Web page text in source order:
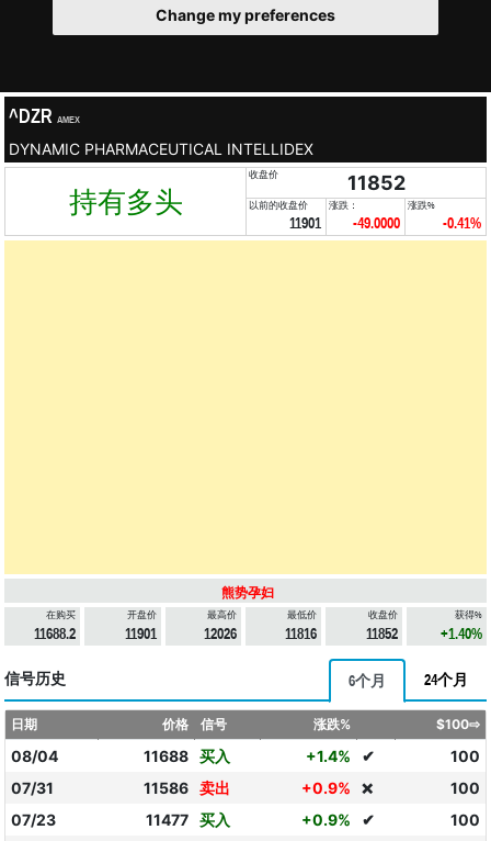
Change my preferences
^DZR AMEX
DYNAMIC PHARMACEUTICAL INTELLIDEX
持有多头
收盘价 11852
以前的收盘价
11901
涨跌：
-49.0000
涨跌%
-0.41%
熊势孕妇
在购买
11688.2
开盘价
11901
最高价
12026
最低价
11816
收盘价
11852
获得%
+1.40%
信号历史 6个月 24个月
日期 价格 信号 涨跌% $100⇨
08/04 11688 买入 +1.4% ✔
100
07/31
11586 卖出 +0.9% ❌
100
07/23
11477 买入 +0.9% ✔
100